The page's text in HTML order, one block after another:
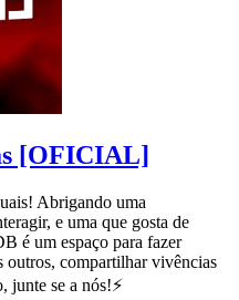
[OFICIAL]
Abrigando uma
e uma que gosta de
é um espaço para fazer
outros, compartilhar vivências
junte se a nós!⚡